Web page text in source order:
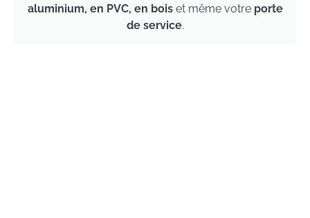
aluminium, en PVC, en boiset même votre porte
de service.